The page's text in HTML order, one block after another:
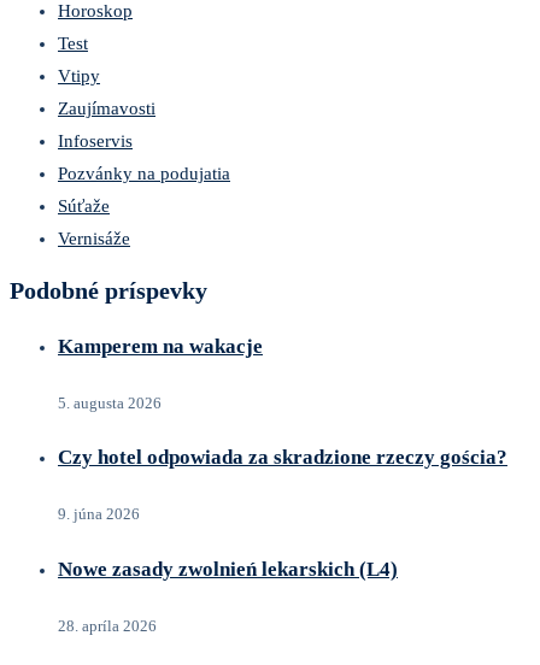
Horoskop
Test
Vtipy
Zaujímavosti
Infoservis
Pozvánky na podujatia
Súťaže
Vernisáže
Podobné príspevky
Kamperem na wakacje
5. augusta 2026
Czy hotel odpowiada za skradzione rzeczy gościa?
9. júna 2026
Nowe zasady zwolnień lekarskich (L4)
28. apríla 2026